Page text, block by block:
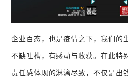
企业百态，也是疫情之下，我们的
不缺吐槽，有感动与收获。 在此特
责任感体现的淋漓尽致，不仅是出